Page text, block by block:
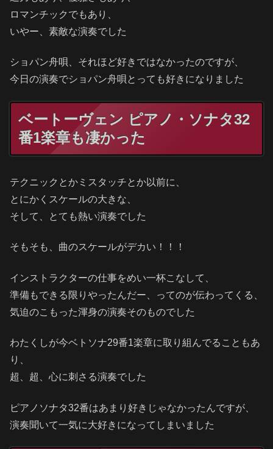
ロマンチックでもあり、
いやー、素敵な演奏でした
ショパン舟唄、それほど好きではなかったのですが、
今日の演奏でショパン舟唄とっても好きになりました
ベートーヴェン ピアノ・ソナタ32
番1楽章も凄かった
テクニックとかミスタッチとか以前に、
とにかくスケールの大きな、
そして、とても熱い演奏でした
そもそも、曲のスケールがデカい！！！
インストラクターの仕事をめい一杯こなして、
準備もできる限りやったんだー、ってのが伝わってくる、
気迫のこもった渾身の演奏そのものでした
わたくしが今ベトソナ29番1楽章に取り組んでることもあ
り、
超、超、心に刺さる演奏でした
ピアノソナタ32番はあまり好きじゃなかったんですが、
演奏聞いて一気に大好きになってしまいました